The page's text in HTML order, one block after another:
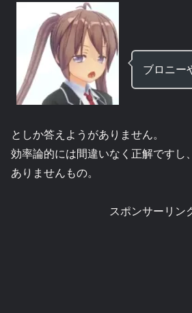
ブロニー
としか答えようがありません。
効率論的には間違いなく正解ですし
ありませんもの。
スポンサーリン